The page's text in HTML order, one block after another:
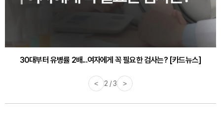
30대부터 유병률 2배...여자에게 꼭 필요한 검사는? [카드뉴스]
감기·독감 예방하고 면역력 높이는 4가지 영양제 [카드뉴스]
< 2 / 3 >